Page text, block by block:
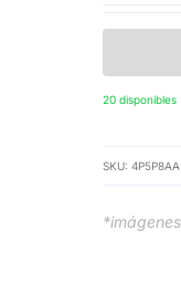
20 disponibles
SKU: 4P5P8AA